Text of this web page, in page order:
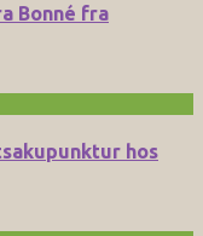
Bonné fra
hos